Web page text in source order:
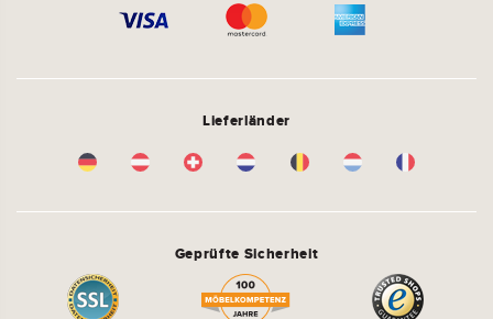
Lieferländer
Geprüfte Sicherheit